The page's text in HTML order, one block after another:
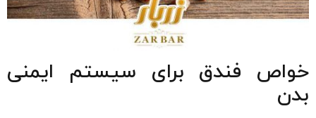
خواص فندق برای سیستم ایمنی
بدن